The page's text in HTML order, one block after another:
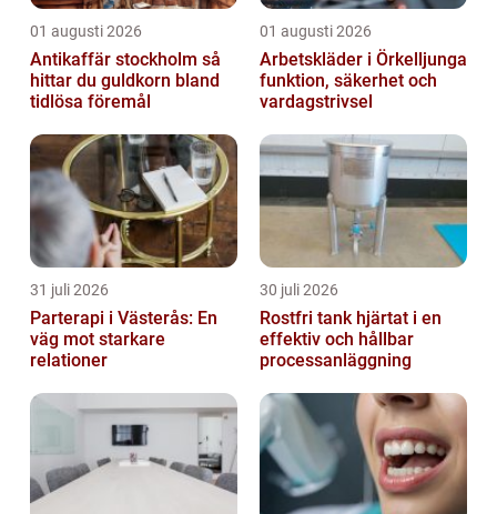
01 augusti 2026
Antikaffär stockholm så
hittar du guldkorn bland
tidlösa föremål
01 augusti 2026
Arbetskläder i Örkelljunga
funktion, säkerhet och
vardagstrivsel
31 juli 2026
Parterapi i Västerås: En
väg mot starkare
relationer
30 juli 2026
Rostfri tank hjärtat i en
effektiv och hållbar
processanläggning